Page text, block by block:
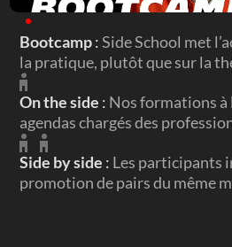
Bootcamp : Side School met
la pratique, plutôt que sur la
On the side : Nos formations
agendas chargés des
Side by side : Les participants
promotion de pairs du même